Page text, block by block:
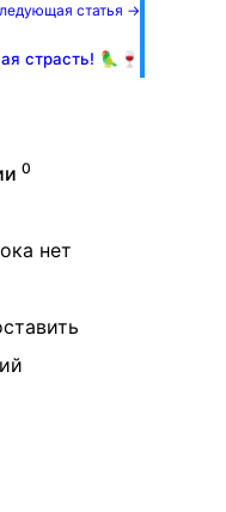
статья →
страсть! 🦜🍷
0
нет